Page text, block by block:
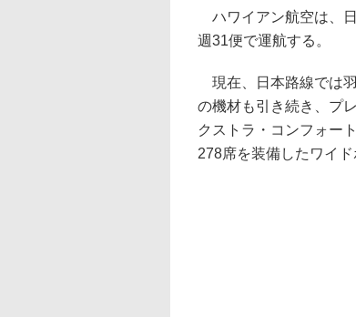
ハワイアン航空は、
週31便で運航する。
現在、日本路線では
の機材も引き続き、プ
クストラ・コンフォー
278席を装備したワイ